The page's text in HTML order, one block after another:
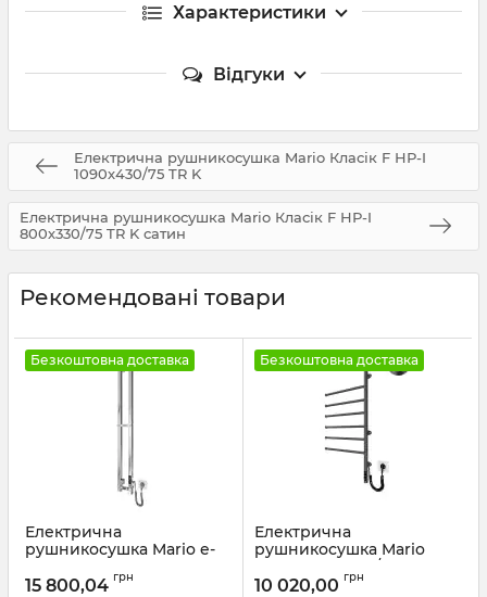
Характеристики
Відгуки
Електрична рушникосушка Mario Класік F НР-I
1090х430/75 TR K
Електрична рушникосушка Mario Класік F НР-I
800х330/75 TR K сатин
Рекомендовані товари
Безкоштовна доставка
Електрична
рушникосушка Mario e-
2.0 K сатин
15 800,04 грн
Безкоштовна доставка
Електрична
рушникосушка Mario
Веєр-I 800х445/55
електр. TR чорний мат
10 020,00 грн